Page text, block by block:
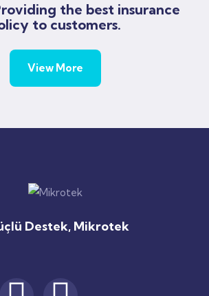
the best insurance
to customers.
View More
Destek, Mikrotek